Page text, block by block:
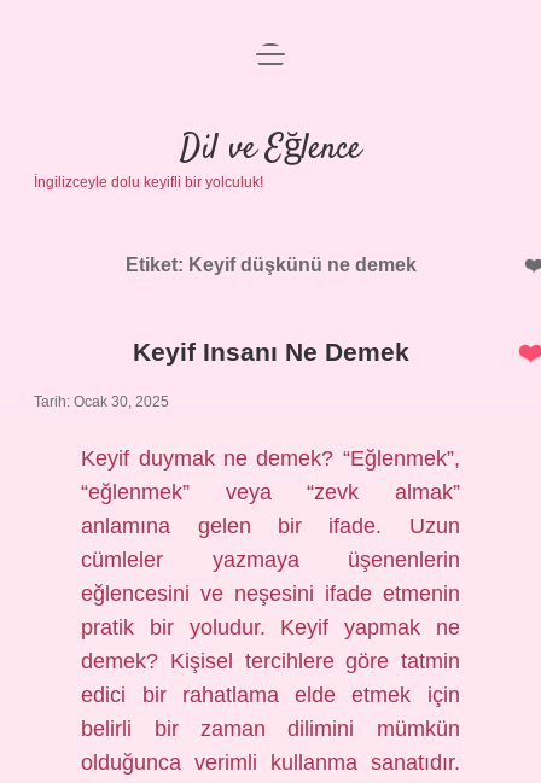
Anasayfa
Gizlilik Politikası
Yasal Uyarı
menüyü
Dil ve Eğlence
İngilizceyle dolu keyifli bir yolculuk!
Etiket: Keyif düşkünü ne demek
Keyif Insanı Ne Demek
Tarih: Ocak 30, 2025
Keyif duymak ne demek? “Eğlenmek”,
“eğlenmek” veya “zevk almak”
anlamına gelen bir ifade. Uzun
cümleler yazmaya üşenenlerin
eğlencesini ve neşesini ifade etmenin
pratik bir yoludur. Keyif yapmak ne
demek? Kişisel tercihlere göre tatmin
edici bir rahatlama elde etmek için
belirli bir zaman dilimini mümkün
olduğunca verimli kullanma sanatıdır.